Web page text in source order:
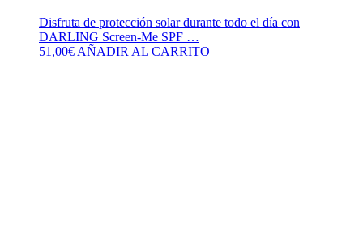
Disfruta de protección solar durante todo el día con
DARLING Screen-Me SPF …
51,00€ AÑADIR AL CARRITO